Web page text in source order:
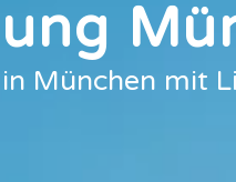
München mit